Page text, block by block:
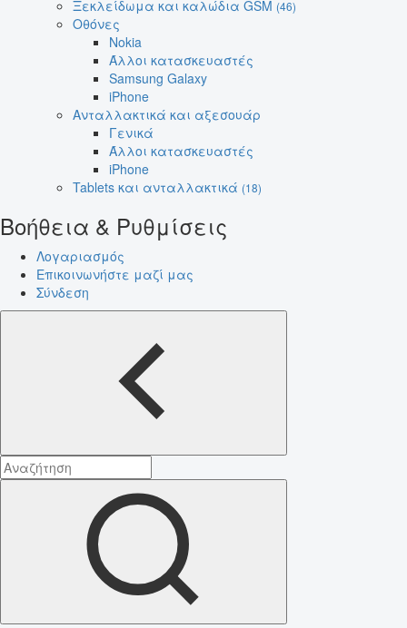
Ξεκλείδωμα και καλώδια GSM (46)
Οθόνες
Nokia
Άλλοι κατασκευαστές
Samsung Galaxy
iPhone
Ανταλλακτικά και αξεσουάρ
Γενικά
Άλλοι κατασκευαστές
iPhone
Tablets και ανταλλακτικά (18)
Βοήθεια & Ρυθμίσεις
Λογαριασμός
Επικοινωνήστε μαζί μας
Σύνδεση